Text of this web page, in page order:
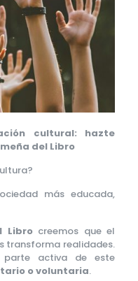
cultural: hazte
del Libro
más educada,
Librocreemos que el
transforma realidades.
activa de este
o voluntaria.